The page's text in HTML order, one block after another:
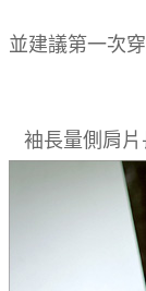
並建議第一次
袖長量側肩片